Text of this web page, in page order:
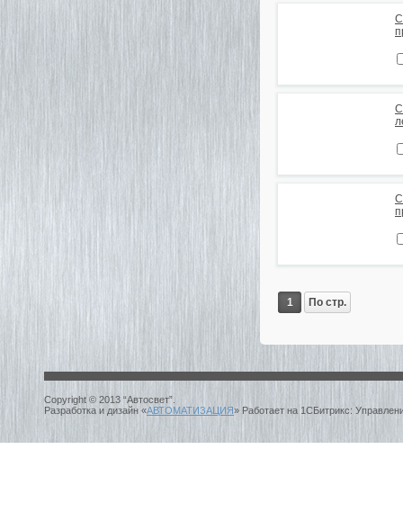
1 По стр.
Copyright © 2013 “Автосвет”.
Разработка и дизайн «АВТОМАТИЗАЦИЯ» Работает на 1СБитрикс: